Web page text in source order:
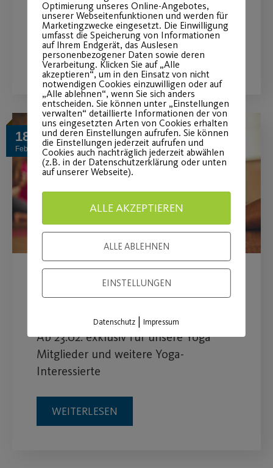
und Sport.
WEITERLESEN
18
Feb.
Ab 23.02. exklusiv für unsere Yoga
Mitglieder und weitere Yoga-
Interessierte
WEITERLESEN
Optimierung unseres Online-Angebotes,
unserer Webseitenfunktionen und werden für
Marketingzwecke eingesetzt. Die Einwilligung
umfasst die Speicherung von Informationen
auf Ihrem Endgerät, das Auslesen
personenbezogener Daten sowie deren
Verarbeitung. Klicken Sie auf „Alle
akzeptieren“, um in den Einsatz von nicht
notwendigen Cookies einzuwilligen oder auf
„Alle ablehnen“, wenn Sie sich anders
entscheiden. Sie können unter „Einstellungen
verwalten“ detaillierte Informationen der von
uns eingesetzten Arten von Cookies erhalten
und deren Einstellungen aufrufen. Sie können
die Einstellungen jederzeit aufrufen und
Cookies auch nachträglich jederzeit abwählen
(z.B. in der Datenschutzerklärung oder unten
auf unserer Webseite).
ALLE AKZEPTIEREN
ALLE ABLEHNEN
EINSTELLUNGEN
Datenschutz |Impressum